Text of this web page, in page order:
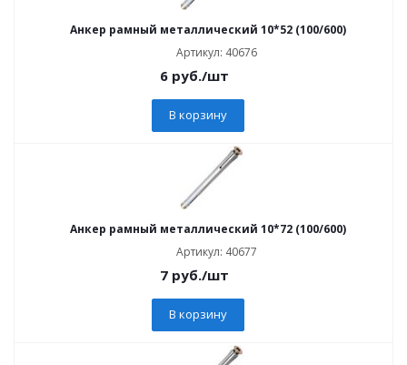
Анкер рамный металлический 10*52 (100/600)
Артикул: 40676
6 руб./шт
В корзину
Анкер рамный металлический 10*72 (100/600)
Артикул: 40677
7 руб./шт
В корзину